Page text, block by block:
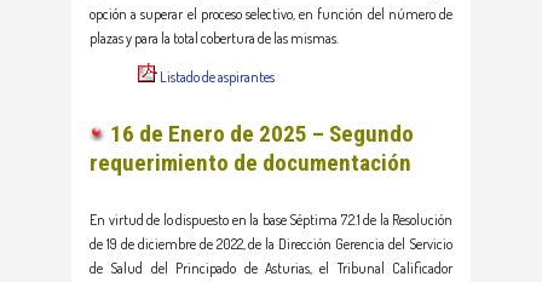
opción a superar el proceso selectivo, en función del número de
plazas y para la total cobertura de las mismas.
Listado de aspirantes
16 de Enero de 2025 – Segundo
requerimiento de documentación
En virtud de lo dispuesto en la base Séptima 7.2.1 de la Resolución
de 19 de diciembre de 2022, de la Dirección Gerencia del Servicio
de Salud del Principado de Asturias, el Tribunal Calificador